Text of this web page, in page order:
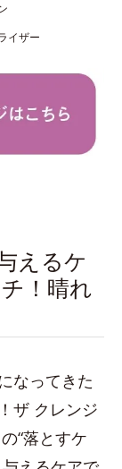
イザー
えるケ
！晴れ
なってきた
ザ クレンジ
“落とすケ